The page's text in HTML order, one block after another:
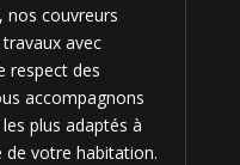
nos couvreurs
avec
respect des
accompagnons
plus adaptés à
de votre habitation.